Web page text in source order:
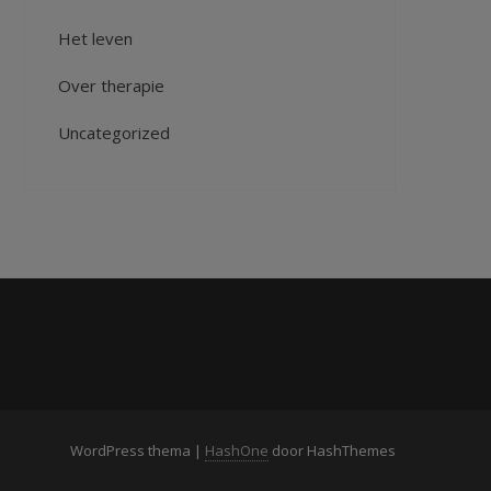
Het leven
Over therapie
Uncategorized
WordPress thema | HashOne door HashThemes